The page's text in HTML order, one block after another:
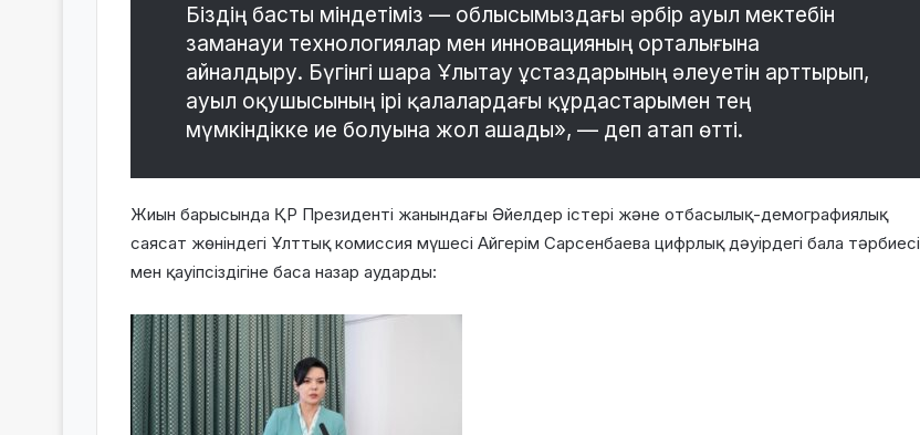
Біздің басты міндетіміз — облысымыздағы әрбір ауыл мектебін
заманауи технологиялар мен инновацияның орталығына
айналдыру. Бүгінгі шара Ұлытау ұстаздарының әлеуетін арттырып,
ауыл оқушысының ірі қалалардағы құрдастарымен тең
мүмкіндікке ие болуына жол ашады», — деп атап өтті.
Жиын барысында ҚР Президенті жанындағы Әйелдер істері және отбасылық-демографиялық
саясат жөніндегі Ұлттық комиссия мүшесі Айгерім Сарсенбаева цифрлық дәуірдегі бала тәрбиесі
мен қауіпсіздігіне баса назар аударды: